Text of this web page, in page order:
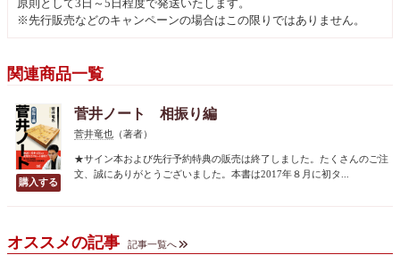
原則として3日～5日程度で発送いたします。
※先行販売などのキャンペーンの場合はこの限りではありません。
関連商品一覧
菅井ノート 相振り編
菅井竜也 （著者）
★サイン本および先行予約特典の販売は終了しました。たくさんのご注
文、誠にありがとうございました。本書は2017年８月に初タ...
オススメの記事 記事一覧へ